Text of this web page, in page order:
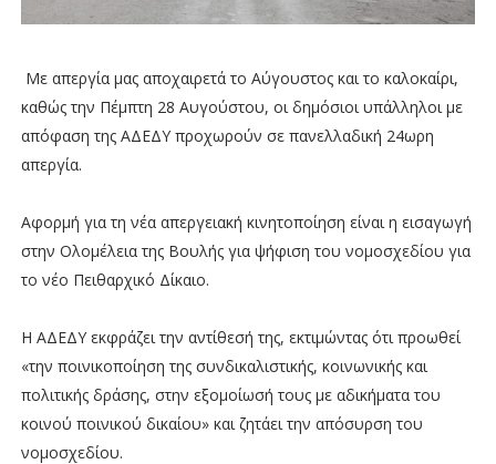
Με απεργία μας αποχαιρετά το Αύγουστος και το καλοκαίρι,
καθώς την Πέμπτη 28 Αυγούστου, οι δημόσιοι υπάλληλοι με
απόφαση της ΑΔΕΔΥ προχωρούν σε πανελλαδική 24ωρη
απεργία.
Αφορμή για τη νέα απεργειακή κινητοποίηση είναι η εισαγωγή
στην Ολομέλεια της Βουλής για ψήφιση του νομοσχεδίου για
το νέο Πειθαρχικό Δίκαιο.
Η ΑΔΕΔΥ εκφράζει την αντίθεσή της, εκτιμώντας ότι προωθεί
«την ποινικοποίηση της συνδικαλιστικής, κοινωνικής και
πολιτικής δράσης, στην εξομοίωσή τους με αδικήματα του
κοινού ποινικού δικαίου» και ζητάει την απόσυρση του
νομοσχεδίου.